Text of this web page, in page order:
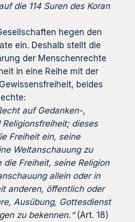
die 114 Suren des Koran
hegen den
ein. Deshalb stellt die
der Menschenrechte
in eine Reihe mit der
beides
auf Gedanken-,
dieses
Freiheit ein, seine
Weltanschauung zu
die Freiheit, seine Religion
allein oder in
anderen, öffentlich oder
Ausübung, Gottesdienst
zu bekennen.“ (Art. 18)